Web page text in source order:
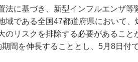
法に基づき、新型インフルエンザ等
域である全国47都道府県において
のリスクを排除する必要があること
間を伸長することとし、5月8日付で